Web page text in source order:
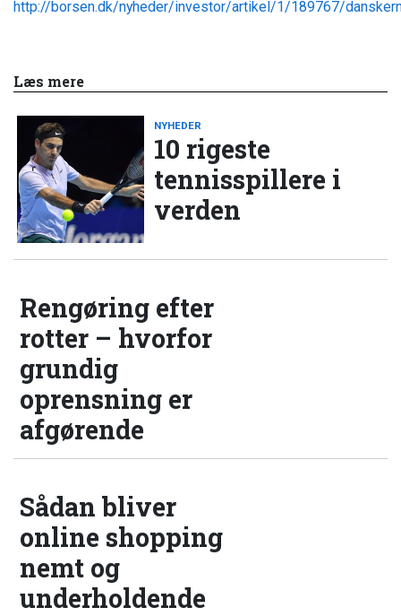
http://borsen.dk/nyheder/investor/artikel/1/189767/
Læs mere
NYHEDER
10 rigeste
tennisspillere i
verden
Rengøring efter
rotter – hvorfor
grundig
oprensning er
afgørende
Sådan bliver
online shopping
nemt og
underholdende